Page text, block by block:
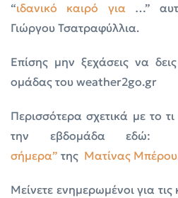
“ιδανικό καιρό για…”
Γιώργου Τσατραφύλλια.
Επίσης μην ξεχάσεις να
ομάδας του weather2go.gr
Περισσότερα σχετικά με το
την εβδομάδα
σήμερα” της Ματίνας
Μείνετε ενημερωμένοι για